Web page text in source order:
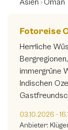
Asien Oman
Fotoreise
Herrliche
immergrüne
Indischen
03.10.2026 -
Anbieter: